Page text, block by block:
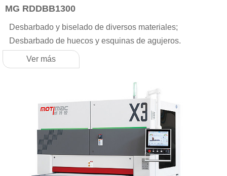
MG RDDBB1300
Desbarbado y biselado de diversos materiales;
Desbarbado de huecos y esquinas de agujeros.
Ver más